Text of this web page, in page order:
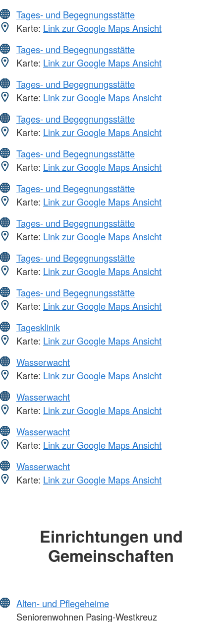
Tages- und Begegnungsstätte
Karte: Link zur Google Maps Ansicht
Tages- und Begegnungsstätte
Karte: Link zur Google Maps Ansicht
Tages- und Begegnungsstätte
Karte: Link zur Google Maps Ansicht
Tages- und Begegnungsstätte
Karte: Link zur Google Maps Ansicht
Tages- und Begegnungsstätte
Karte: Link zur Google Maps Ansicht
Tages- und Begegnungsstätte
Karte: Link zur Google Maps Ansicht
Tages- und Begegnungsstätte
Karte: Link zur Google Maps Ansicht
Tages- und Begegnungsstätte
Karte: Link zur Google Maps Ansicht
Tages- und Begegnungsstätte
Karte: Link zur Google Maps Ansicht
Tagesklinik
Karte: Link zur Google Maps Ansicht
Wasserwacht
Karte: Link zur Google Maps Ansicht
Wasserwacht
Karte: Link zur Google Maps Ansicht
Wasserwacht
Karte: Link zur Google Maps Ansicht
Wasserwacht
Karte: Link zur Google Maps Ansicht
Einrichtungen und
Gemeinschaften
Alten- und Pflegeheime
Seniorenwohnen Pasing-Westkreuz